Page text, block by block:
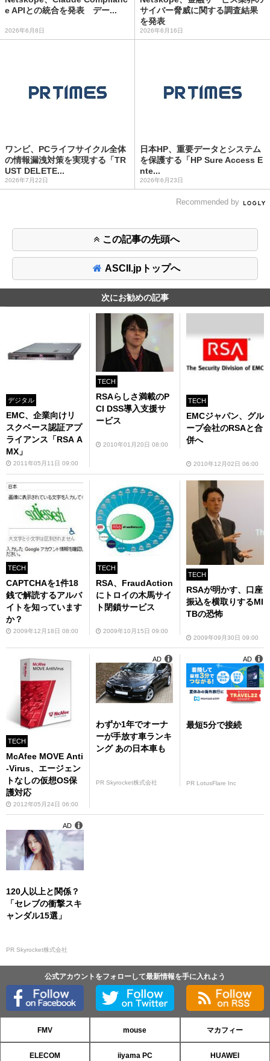
e APIとの統合を発表 デー...
2026年6月8日
サイバー脅威に関する調査結果
を発表
2026年6月16日
ワンビ、PCライフサイクル全体
の情報漏洩対策を実現する「TR
UST DELETE...
2026年7月22日
日本HP、重要データとシステム
を保護する「HP Sure Access E
nte...
2026年6月23日
Recommended by
この記事の先頭へ
ASCII.jpトップへ
次にお勧めの記事
デジタル
EMC、企業向けリ
スクベース認証アプ
ライアンス「RSA A
MX」
2011年05月11日 09:00
TECH
RSAらしさ満載のP
CI DSS導入支援サ
ービス
2010年01月20日 08:00
TECH
EMCジャパン、グル
ープ会社のRSAと合
併へ
2010年12月02日 06:00
TECH
CAPTCHAを1件18
銭で解読するアルバ
イトを知っています
か？
2009年12月18日 08:00
TECH
RSA、FraudAction
にトロイの木馬サイ
ト閉鎖サービス
2009年10月15日 09:00
TECH
RSAが明かす、口座
振込を横取りするMI
TBの恐怖
2009年09月30日 09:00
TECH
McAfee MOVE Anti
-Virus、エージェン
トなしの仮想OS保
護対応
2012年05月24日 06:00
わずか1年でオーナ
ーが手放す車ランキ
ング あの日本車も
PR Skyrocket株式会社
AD
最短5分で接続
PR LotusFlare Inc
AD
120人以上と関係？
「セレブの衝撃スキ
ャンダル15選」
PR Skyrocket株式会社
AD
公式アカウントをフォローして最新情報を手に入れよう
FMV mouse マカフィー
ELECOM iiyama PC HUAWEI